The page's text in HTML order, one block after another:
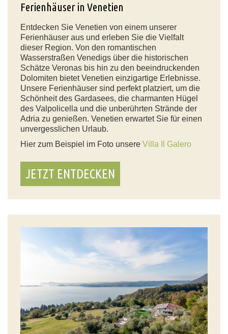
Ferienhäuser in Venetien
Entdecken Sie Venetien von einem unserer
Ferienhäuser aus und erleben Sie die Vielfalt
dieser Region. Von den romantischen
Wasserstraßen Venedigs über die historischen
Schätze Veronas bis hin zu den beeindruckenden
Dolomiten bietet Venetien einzigartige Erlebnisse.
Unsere Ferienhäuser sind perfekt platziert, um die
Schönheit des Gardasees, die charmanten Hügel
des Valpolicella und die unberührten Strände der
Adria zu genießen. Venetien erwartet Sie für einen
unvergesslichen Urlaub.
Hier zum Beispiel im Foto unsere Villa Il Galero
JETZT ENTDECKEN